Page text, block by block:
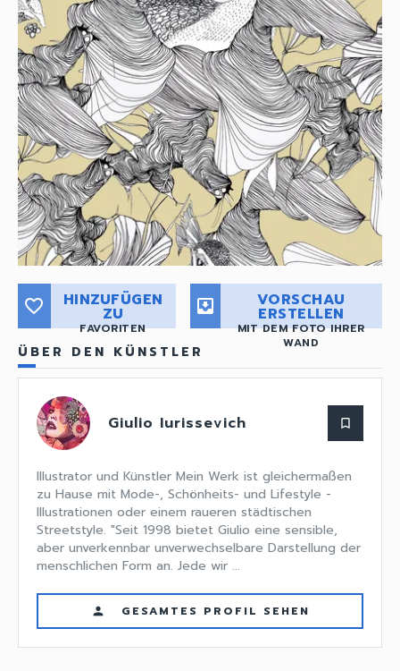
favorite_border HINZUFÜGEN
ZU
FAVORITEN
move_to_inbox VORSCHAU
ERSTELLEN
MIT DEM FOTO IHRER
WAND
ÜBER DEN KÜNSTLER
Giulio Iurissevich bookmark_border
Illustrator und Künstler Mein Werk ist gleichermaßen
zu Hause mit Mode-, Schönheits- und Lifestyle -
Illustrationen oder einem raueren städtischen
Streetstyle. "Seit 1998 bietet Giulio eine sensible,
aber unverkennbar unverwechselbare Darstellung der
menschlichen Form an. Jede wir ...
person GESAMTES PROFIL SEHEN